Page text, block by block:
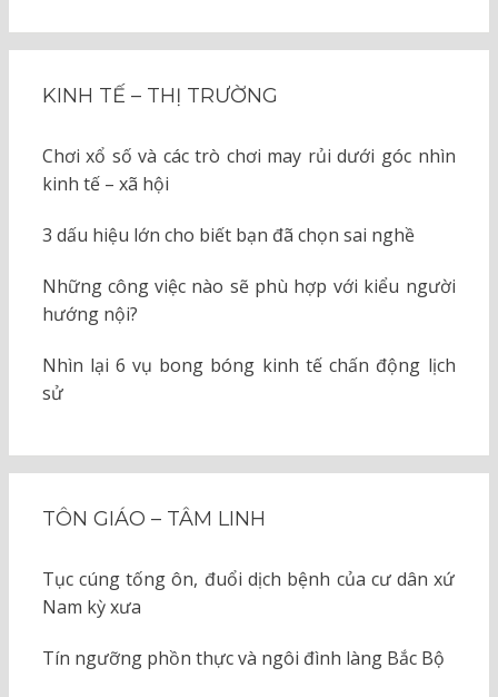
KINH TẾ – THỊ TRƯỜNG
Chơi xổ số và các trò chơi may rủi dưới góc nhìn
kinh tế – xã hội
3 dấu hiệu lớn cho biết bạn đã chọn sai nghề
Những công việc nào sẽ phù hợp với kiểu người
hướng nội?
Nhìn lại 6 vụ bong bóng kinh tế chấn động lịch
sử
TÔN GIÁO – TÂM LINH
Tục cúng tống ôn, đuổi dịch bệnh của cư dân xứ
Nam kỳ xưa
Tín ngưỡng phồn thực và ngôi đình làng Bắc Bộ